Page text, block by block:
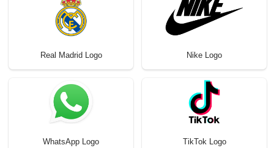
Real Madrid Logo Nike Logo
WhatsApp Logo TikTok Logo